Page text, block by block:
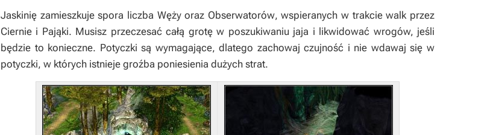
Jaskinię zamieszkuje spora liczba Wężyoraz Obserwatorów, wspieranych w trakcie walk przez
Ciernie i Pająki. Musisz przeczesać całą grotę w poszukiwaniu jaja i likwidować wrogów, jeśli
będzie to konieczne. Potyczki są wymagające, dlatego zachowaj czujność i nie wdawaj się w
potyczki, w których istnieje groźba poniesienia dużych strat.